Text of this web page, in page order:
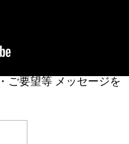
ご要望等 メッセージを